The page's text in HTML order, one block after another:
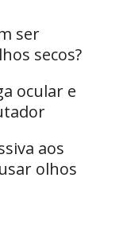
ser
secos?
ocular e
aos
olhos